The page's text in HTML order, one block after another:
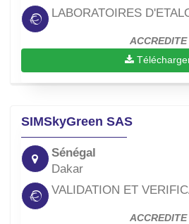
LABORATOIRES
ACCREDITE
SIMSkyGreen SAS
Sénégal
Dakar
VALIDATION ET
ACCREDITE